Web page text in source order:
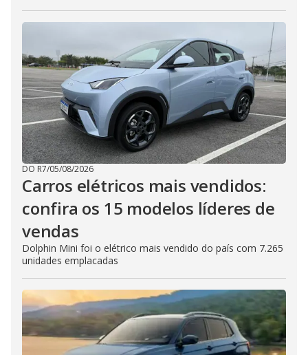
DO R7/05/08/2026
Carros elétricos mais vendidos:
confira os 15 modelos líderes de
vendas
Dolphin Mini foi o elétrico mais vendido do país com 7.265
unidades emplacadas